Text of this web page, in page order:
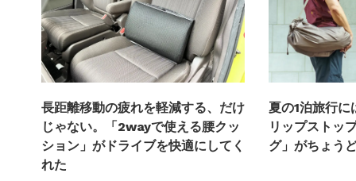
長距離移動の疲れを軽減する、だけ
じゃない。「2wayで使える腰クッ
ション」がドライブを快適にしてく
れた
夏の1泊旅行に
リップストッ
グ」がちょう